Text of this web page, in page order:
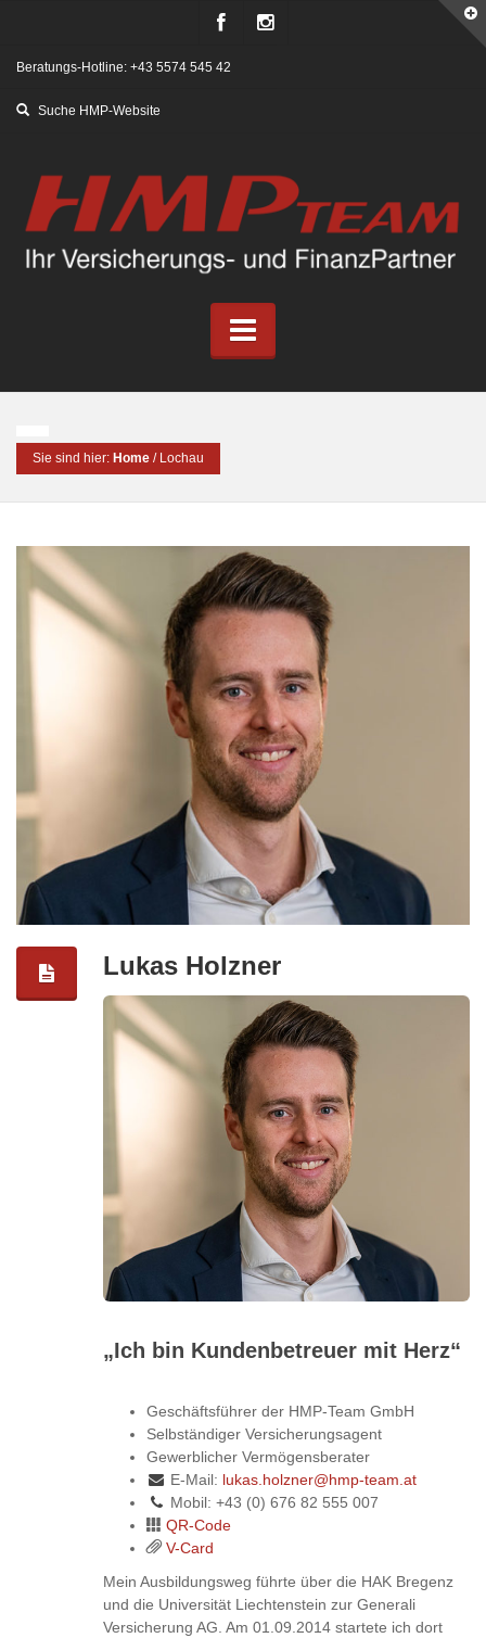
Beratungs-Hotline: +43 5574 545 42
Sie sind hier: Home / Lochau
Lukas Holzner
„Ich bin Kundenbetreuer mit Herz“
Geschäftsführer der HMP-Team GmbH
Selbständiger Versicherungsagent
Gewerblicher Vermögensberater
E-Mail: lukas.holzner@hmp-team.at
Mobil: +43 (0) 676 82 555 007
QR-Code
V-Card
Mein Ausbildungsweg führte über die HAK Bregenz
und die Universität Liechtenstein zur Generali
Versicherung AG. Am 01.09.2014 startete ich dort